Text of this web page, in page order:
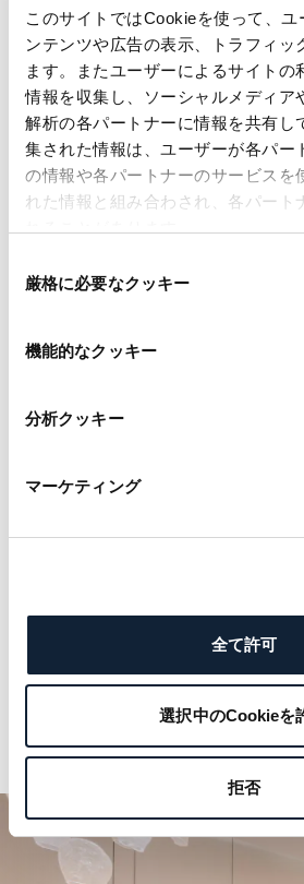
このサイトではCookieを使って、ユ
ンテンツや広告の表示、トラフィッ
ます。またユーザーによるサイトの
情報を収集し、ソーシャルメディア
解析の各パートナーに情報を共有し
集された情報は、ユーザーが各パー
の情報や各パートナーのサービスを
れた情報と組み合わされ、各パート
厳格に必要なクッキー
機能的なクッキー
分析クッキー
マーケティング
全て許可
選択中のCookieを
拒否
パワーリザーブ表示は、ムーブメン
残り時間を示す機構です。香箱に蓄
に、機械式時計ならではの機構美